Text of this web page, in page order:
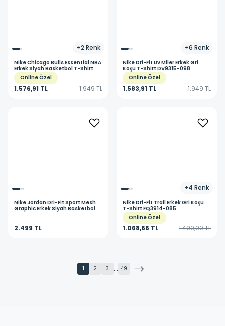
+2 Renk
NikeChicago Bulls Essential NBA
Erkek Siyah Basketbol T-Shirt
FJ0231-010
Online Özel
1.576,91 TL 1.949 TL
+6 Renk
NikeDri-Fit Uv Miler Erkek Gri
Koşu T-Shirt DV9315-098
Online Özel
1.583,91 TL 1.949 TL
NikeJordan Dri-Fit Sport Mesh
Graphic Erkek Siyah Basketbol
2.499 TL
+4 Renk
NikeDri-Fit Trail Erkek Gri Koşu
T-Shirt FQ3914-085
Online Özel
1.068,66 TL 1.499,90 TL
1 2 3 ... 49